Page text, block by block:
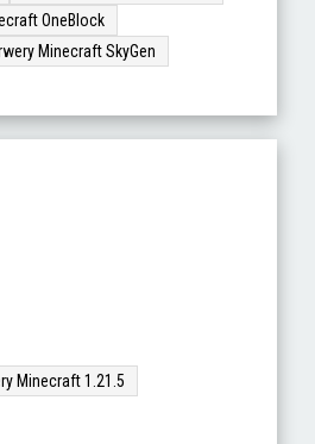
OneBlock
Minecraft SkyGen
Minecraft 1.21.5